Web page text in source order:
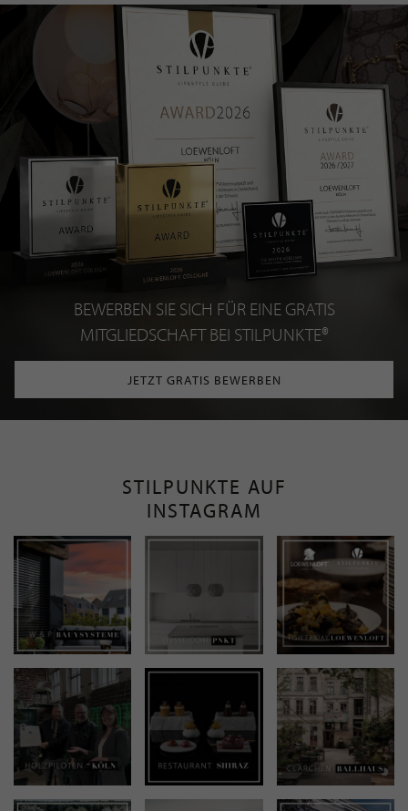
BEWERBEN SIE SICH FÜR EINE GRATIS
MITGLIEDSCHAFT BEI STILPUNKTE®
JETZT GRATIS BEWERBEN
STILPUNKTE AUF
INSTAGRAM